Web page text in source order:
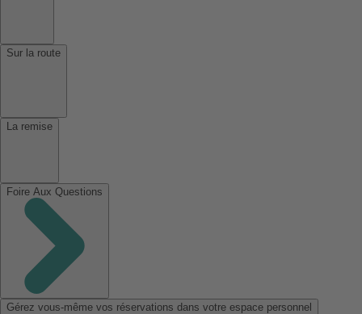
Sur la route
La remise
Foire Aux Questions
Gérez vous-même vos réservations dans votre espace personnel